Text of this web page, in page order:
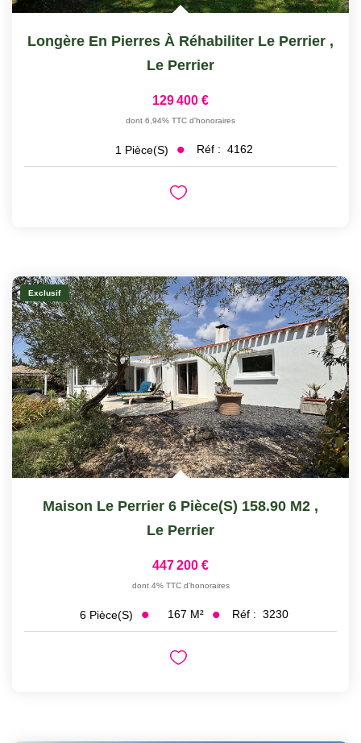
Longère En Pierres À Réhabiliter Le Perrier ,
Le Perrier
129 400 €
dont 6,94% TTC d'honoraires
1 Pièce(s) Réf : 4162
Exclusif
Maison Le Perrier 6 Pièce(s) 158.90 M2 ,
Le Perrier
447 200 €
dont 4% TTC d'honoraires
6 Pièce(s) 167 M² Réf : 3230